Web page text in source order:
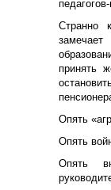
Странно
принять
Опять
Опять
Опять